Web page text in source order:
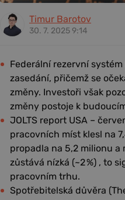
Timur Barotov
30. 7. 2025 9:14
Federální rezervní
zasedání, přičemž se
změny. Investoři však
změny postoje k
JOLTS report USA –
pracovních míst klesl na
propadla na 5,2 milionu
zůstává nízká (~2 %) , to
pracovním trhu.
Spotřebitelská důvěra